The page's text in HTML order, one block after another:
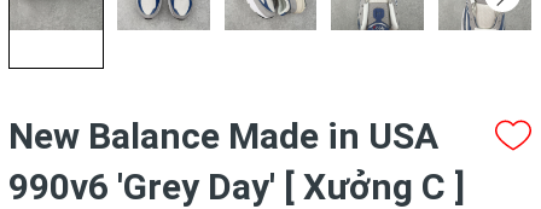
New Balance Made in USA
990v6 'Grey Day' [ Xưởng C ]